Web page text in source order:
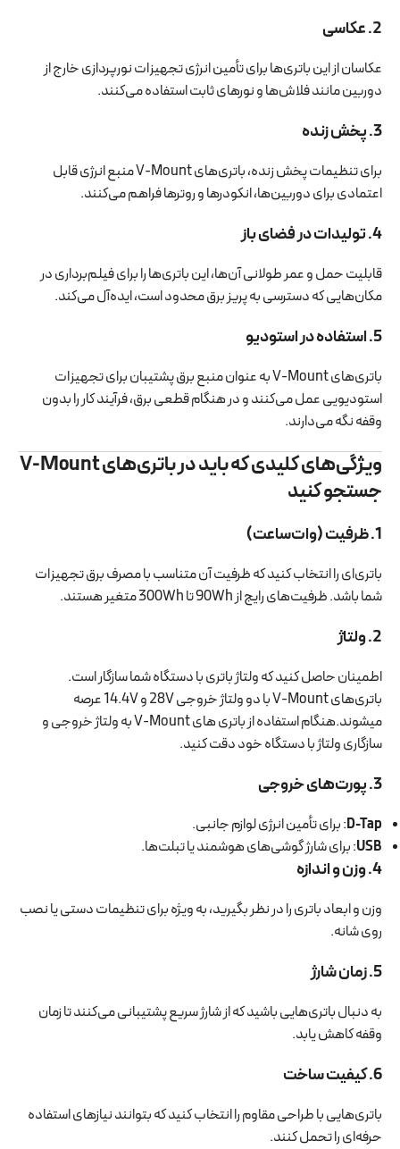
2. عکاسی
عکاسان از این باتری‌ها برای تأمین انرژی تجهیزات نورپردازی خارج از
دوربین مانند فلاش‌ها و نورهای ثابت استفاده می‌کنند.
3. پخش زنده
برای تنظیمات پخش زنده، باتری‌های V-Mount منبع انرژی قابل
اعتمادی برای دوربین‌ها، انکودرها و روترها فراهم می‌کنند.
4. تولیدات در فضای باز
قابلیت حمل و عمر طولانی آن‌ها، این باتری‌ها را برای فیلم‌برداری در
مکان‌هایی که دسترسی به پریز برق محدود است، ایده‌آل می‌کند.
5. استفاده در استودیو
باتری‌های V-Mount به عنوان منبع برق پشتیبان برای تجهیزات
استودیویی عمل می‌کنند و در هنگام قطعی برق، فرآیند کار را بدون
وقفه نگه می‌دارند.
ویژگی‌های کلیدی که باید در باتری‌های V-Mount
جستجو کنید
1. ظرفیت (وات‌ساعت)
باتری‌ای را انتخاب کنید که ظرفیت آن متناسب با مصرف برق تجهیزات
شما باشد. ظرفیت‌های رایج از 90Wh تا 300Wh متغیر هستند.
2. ولتاژ
اطمینان حاصل کنید که ولتاژ باتری با دستگاه شما سازگار است.
باتری‌های V-Mount با دو ولتاژ خروجی 28V و 14.4V عرصه
میشوند.هنگام استفاده از باتری های V-Mount به ولتاژ خروجی و
سازگاری ولتاژ با دستگاه خود دقت کنید.
3. پورت‌های خروجی
D-Tap: برای تأمین انرژی لوازم جانبی.
USB: برای شارژ گوشی‌های هوشمند یا تبلت‌ها.
4. وزن و اندازه
وزن و ابعاد باتری را در نظر بگیرید، به ویژه برای تنظیمات دستی یا نصب
روی شانه.
5. زمان شارژ
به دنبال باتری‌هایی باشید که از شارژ سریع پشتیبانی می‌کنند تا زمان
وقفه کاهش یابد.
6. کیفیت ساخت
باتری‌هایی با طراحی مقاوم را انتخاب کنید که بتوانند نیازهای استفاده
حرفه‌ای را تحمل کنند.